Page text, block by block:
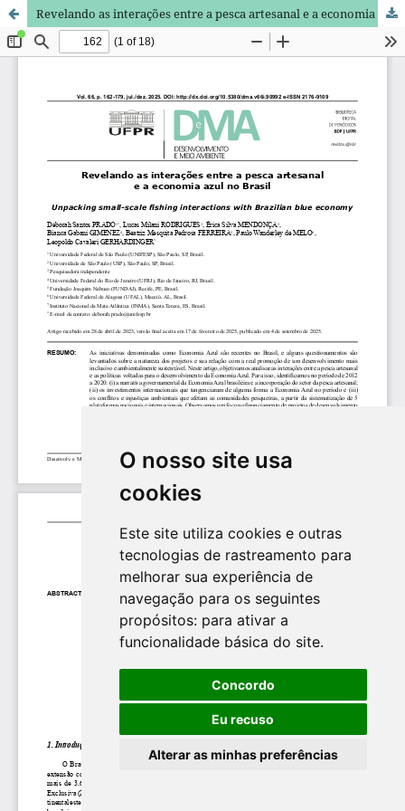
O nosso site usa
cookies
Este site utiliza cookies e outras
tecnologias de rastreamento para
melhorar sua experiência de
navegação para os seguintes
propósitos: para ativar a
funcionalidade básica do site.
Concordo
Eu recuso
Alterar as minhas preferências
Revelando as interações entre a pesca artesanal e a economia azul no Brasil